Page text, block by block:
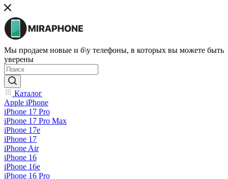
Мы продаем новые и б\у телефоны, в которых вы можете быть
уверены
Каталог
Apple iPhone
iPhone 17 Pro
iPhone 17 Pro Max
iPhone 17e
iPhone 17
iPhone Air
iPhone 16
iPhone 16e
iPhone 16 Pro